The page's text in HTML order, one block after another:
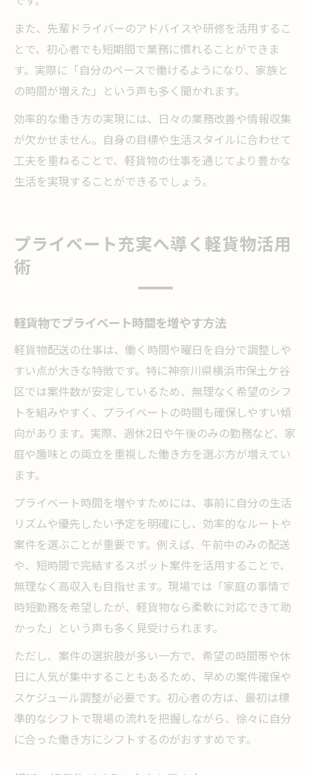
また、先輩ドライバーのアドバイスや研修を活用するこ
とで、初心者でも短期間で業務に慣れることができま
す。実際に「自分のペースで働けるようになり、家族と
の時間が増えた」という声も多く聞かれます。
効率的な働き方の実現には、日々の業務改善や情報収集
が欠かせません。自身の目標や生活スタイルに合わせて
工夫を重ねることで、軽貨物の仕事を通じてより豊かな
生活を実現することができるでしょう。
プライベート充実へ導く軽貨物活用
術
軽貨物でプライベート時間を増やす方法
軽貨物配送の仕事は、働く時間や曜日を自分で調整しや
すい点が大きな特徴です。特に神奈川県横浜市保土ケ谷
区では案件数が安定しているため、無理なく希望のシフ
トを組みやすく、プライベートの時間も確保しやすい傾
向があります。実際、週休2日や午後のみの勤務など、家
庭や趣味との両立を重視した働き方を選ぶ方が増えてい
ます。
プライベート時間を増やすためには、事前に自分の生活
リズムや優先したい予定を明確にし、効率的なルートや
案件を選ぶことが重要です。例えば、午前中のみの配送
や、短時間で完結するスポット案件を活用することで、
無理なく高収入も目指せます。現場では「家庭の事情で
時短勤務を希望したが、軽貨物なら柔軟に対応できて助
かった」という声も多く見受けられます。
ただし、案件の選択肢が多い一方で、希望の時間帯や休
日に人気が集中することもあるため、早めの案件確保や
スケジュール調整が必要です。初心者の方は、最初は標
準的なシフトで現場の流れを把握しながら、徐々に自分
に合った働き方にシフトするのがおすすめです。